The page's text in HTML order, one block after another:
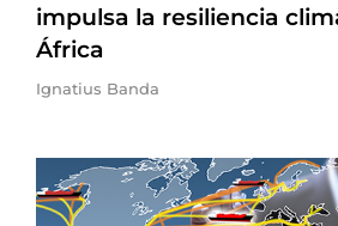
impulsa la resiliencia
África
Ignatius Banda